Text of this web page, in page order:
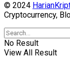
© 2024
Cryptocurrency,
No Result
View All Result